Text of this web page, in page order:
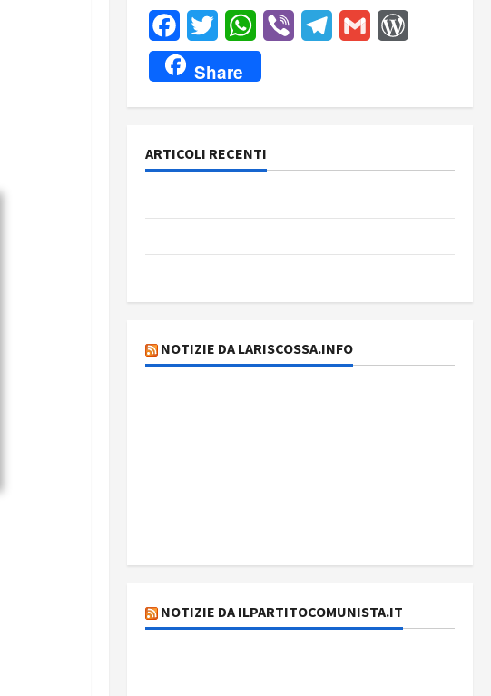
FacebookTwitter WhatsApp
Viber TelegramGmail
Share
ARTICOLI RECENTI
NOTIZIE DA LARISCOSSA.INFO
NOTIZIE DA ILPARTITOCOMUNISTA.IT